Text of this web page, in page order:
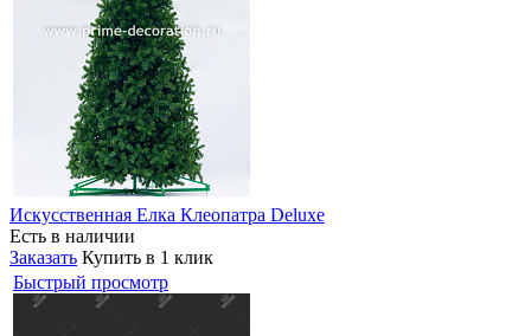
Искусственная Елка Клеопатра Deluxe
Есть в наличии
Заказать Купить в 1 клик
Быстрый просмотр